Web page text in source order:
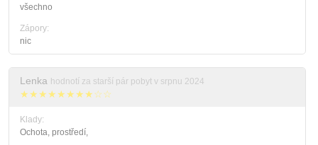
všechno
Zápory:
nic
Lenka hodnotí za starší pár pobyt v srpnu 2024
★★★★★★★★☆☆
Klady:
Ochota, prostředí,